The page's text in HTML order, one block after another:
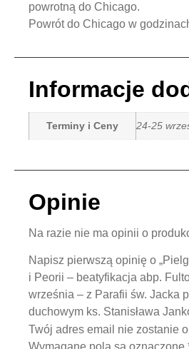
powrotną do Chicago.
Powrót do Chicago w
Informacje
Terminy i Ceny 24-25
Opinie
Na razie nie ma opinii o
Napisz pierwszą opinię o
i Peorii – beatyfikacja abp.
września – z Parafii św. Jacka
duchowym ks. Stanisława
Twój adres email nie zostanie